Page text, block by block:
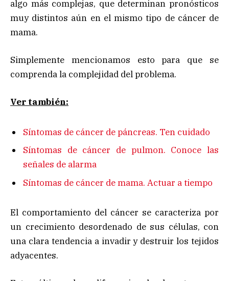
algo más complejas, que determinan pronósticos
muy distintos aún en el mismo tipo de cáncer de
mama.
Simplemente mencionamos esto para que se
comprenda la complejidad del problema.
Ver también:
Síntomas de cáncer de páncreas. Ten cuidado
Síntomas de cáncer de pulmon. Conoce las
señales de alarma
Síntomas de cáncer de mama. Actuar a tiempo
El comportamiento del cáncer se caracteriza por
un crecimiento desordenado de sus células, con
una clara tendencia a invadir y destruir los tejidos
adyacentes.